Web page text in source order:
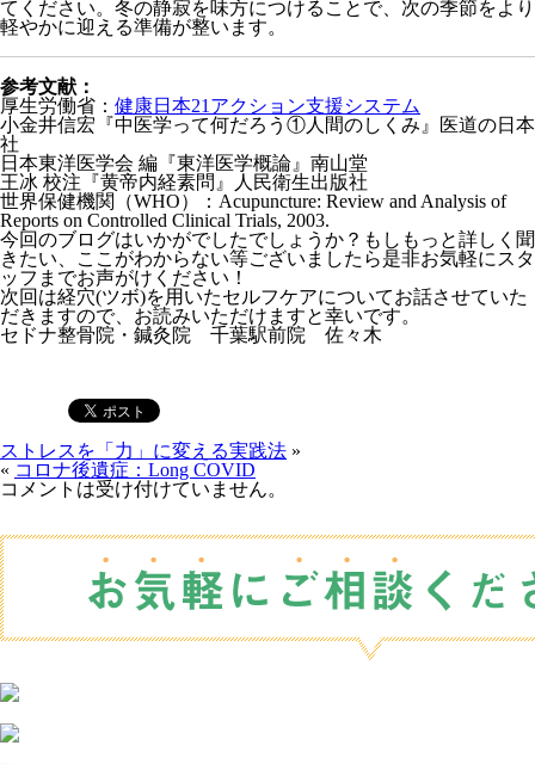
小金井信宏『中医学って何だろう①人間のしくみ』医道の日本
社
日本東洋医学会 編『東洋医学概論』南山堂
王冰 校注『黄帝内経素問』人民衛生出版社
世界保健機関（WHO）：Acupuncture: Review and Analysis of
Reports on Controlled Clinical Trials, 2003.
今回のブログはいかがでしたでしょうか？もしもっと詳しく聞
きたい、ここがわからない等ございましたら是非お気軽にスタ
ッフまでお声がけください！
次回は経穴(ツボ)を用いたセルフケアについてお話させていた
だきますので、お読みいただけますと幸いです。
セドナ整骨院・鍼灸院 千葉駅前院 佐々木
ストレスを「力」に変える実践法
コメントは受け付けていません。